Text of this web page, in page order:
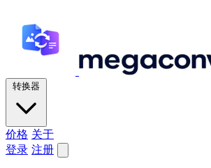
转换器
价格 关于
登录 注册